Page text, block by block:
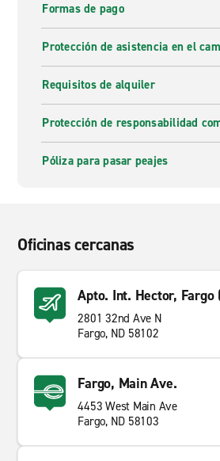
Formas de pago
Protección de asistencia en el
Requisitos de alquiler
Protección de responsabilidad
Póliza para pasar peajes
Oficinas cercanas
Apto. Int. Hector, Fargo
2801 32nd Ave N
Fargo, ND 58102
Fargo, Main Ave.
4453 West Main Ave
Fargo, ND 58103